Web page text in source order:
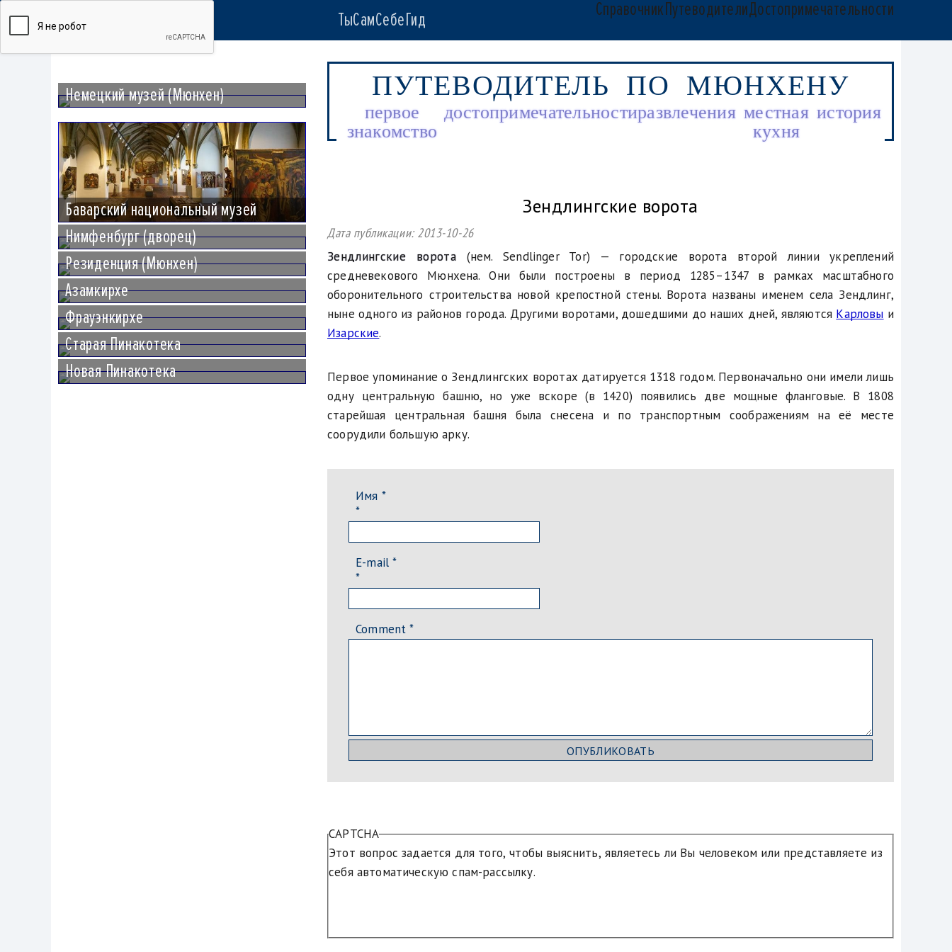
ТыСамСебеГид СправочникПутеводителиДостопримечательности
ПУТЕВОДИТЕЛЬ ПО МЮНХЕНУ
первое
знакомство
достопримечательностиразвлечения местная
кухня
история
Зендлингские ворота
Дата публикации: 2013-10-26
Зендлингские ворота(нем. Sendlinger Tor) — городские ворота второй линии укреплений
средневекового Мюнхена. Они были построены в период 1285–1347 в рамках масштабного
оборонительного строительства новой крепостной стены. Ворота названы именем села Зендлинг,
ныне одного из районов города. Другими воротами, дошедшими до наших дней, являются Карловы и
Изарские.
Первое упоминание о Зендлингских воротах датируется 1318 годом. Первоначально они имели лишь
одну центральную башню, но уже вскоре (в 1420) появились две мощные фланговые. В 1808
старейшая центральная башня была снесена и по транспортным соображениям на её месте
соорудили большую арку.
Имя *
*
E-mail *
*
Comment*
CAPTCHA
Этот вопрос задается для того, чтобы выяснить, являетесь ли Вы человеком или представляете из
себя автоматическую спам-рассылку.
Немецкий музей (Мюнхен)
Баварский национальный музей
Нимфенбург (дворец)
Резиденция (Мюнхен)
Азамкирхе
Фрауэнкирхе
Старая Пинакотека
Новая Пинакотека